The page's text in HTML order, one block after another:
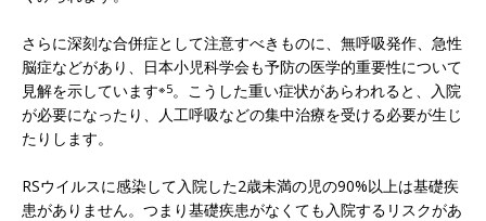
さらに深刻な合併症として注意すべきものに、無呼吸発作、急性
脳症などがあり、日本小児科学会も予防の医学的重要性について
見解を示しています※5。こうした重い症状があらわれると、入院
が必要になったり、人工呼吸などの集中治療を受ける必要が生じ
たりします。
RSウイルスに感染して入院した2歳未満の児の90%以上は基礎疾
患がありません。つまり基礎疾患がなくても入院するリスクがあ